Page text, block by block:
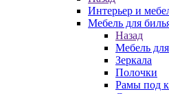
Интерьер и
Мебель для
Назад
Мебель
Зеркала
Полочки
Рамы под